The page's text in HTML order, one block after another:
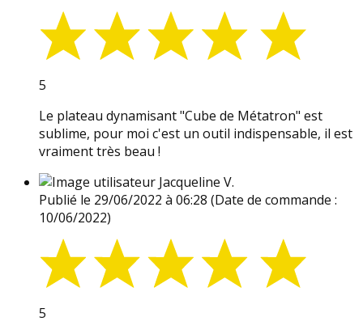
5
Le plateau dynamisant "Cube de Métatron" est
sublime, pour moi c'est un outil indispensable, il est
vraiment très beau !
Jacqueline V.
Publié le 29/06/2022 à 06:28 (Date de commande :
10/06/2022)
5